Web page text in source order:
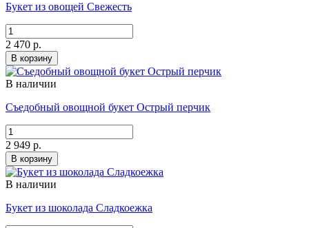
Букет из овощей Свежесть
2 470 р.
В корзину
В наличии
Съедобный овощной букет Острый перчик
2 949 р.
В корзину
В наличии
Букет из шоколада Сладкоежка